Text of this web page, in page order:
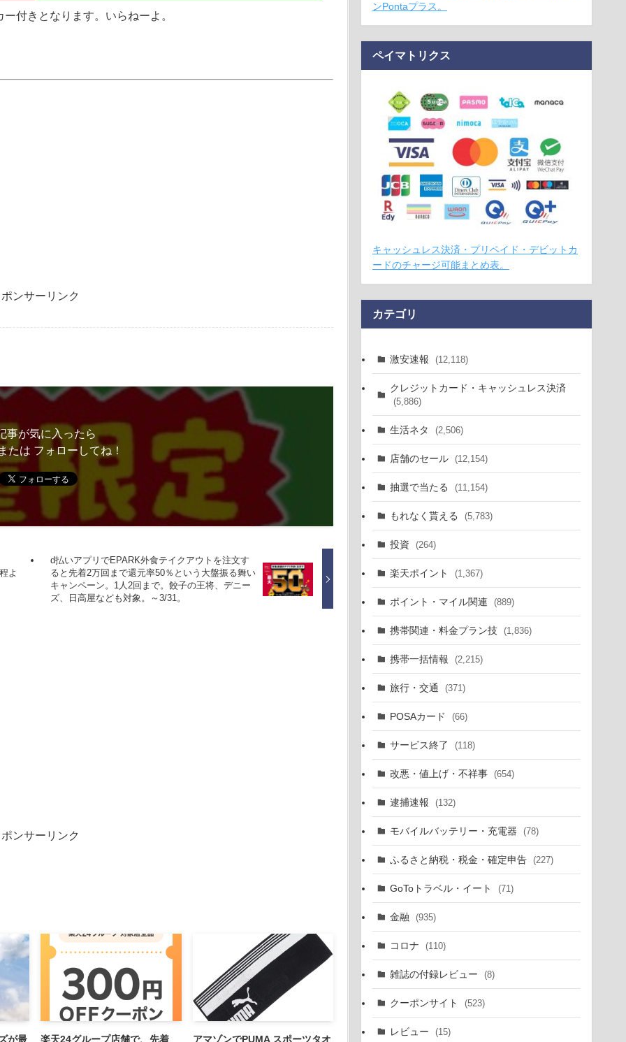
付きとなります。いらねーよ。
ンサーリンク
事が気に入ったら
たは フォローしてね！
よ
d払いアプリでEPARK外食テイクアウトを注文す
ると先着2万回まで還元率50％という大盤振る舞い
キャンペーン。1人2回まで。餃子の王将、デニー
ズ、日高屋なども対象。～3/31。
ンサーリンク
が最 楽天24グループ店舗で、先着 アマゾンでPUMA スポーツタオ
ンPontaプラス。
ペイマトリクス
キャッシュレス決済・プリペイド・デビットカ
ードのチャージ可能まとめ表。
カテゴリ
激安速報 (12,118)
クレジットカード・キャッシュレス決済
(5,886)
生活ネタ (2,506)
店舗のセール (12,154)
抽選で当たる (11,154)
もれなく貰える (5,783)
投資 (264)
楽天ポイント (1,367)
ポイント・マイル関連 (889)
携帯関連・料金プラン技 (1,836)
携帯一括情報 (2,215)
旅行・交通 (371)
POSAカード (66)
サービス終了 (118)
改悪・値上げ・不祥事 (654)
逮捕速報 (132)
モバイルバッテリー・充電器 (78)
ふるさと納税・税金・確定申告 (227)
GoToトラベル・イート (71)
金融 (935)
コロナ (110)
雑誌の付録レビュー (8)
クーポンサイト (523)
レビュー (15)